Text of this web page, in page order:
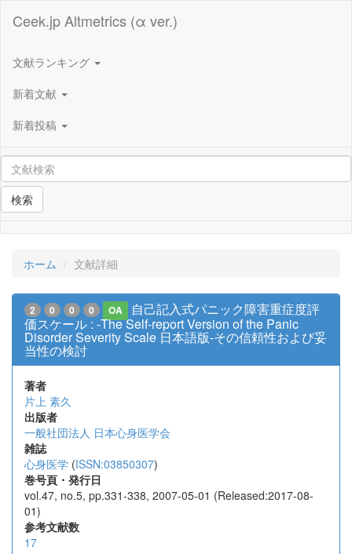
Ceek.jp Altmetrics (α ver.)
文献ランキング
新着文献
新着投稿
検索
ホーム 文献詳細
2 0 0 0 OA
自己記入式パニック障害重症度評
価スケール : -The Self-report Version of the Panic
Disorder Severity Scale 日本語版-その信頼性および妥
当性の検討
著者
片上 素久
出版者
一般社団法人 日本心身医学会
雑誌
心身医学 (ISSN:03850307)
巻号頁・発行日
vol.47, no.5, pp.331-338, 2007-05-01 (Released:2017-08-
01)
参考文献数
17